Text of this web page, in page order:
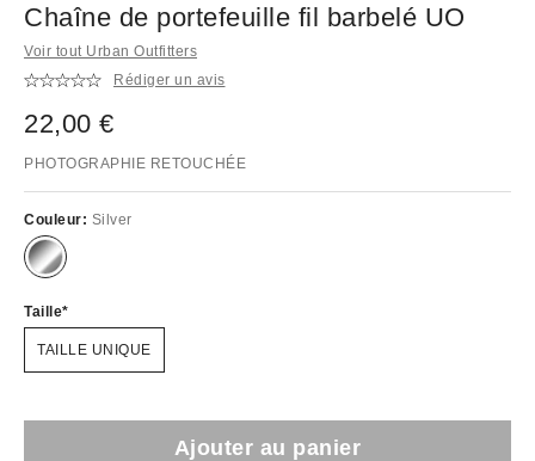
Chaîne de portefeuille fil barbelé UO
Voir tout Urban Outfitters
Rédiger un avis
22,00 €
PHOTOGRAPHIE RETOUCHÉE
Couleur: Silver
Taille
TAILLE UNIQUE
Ajouter au panier